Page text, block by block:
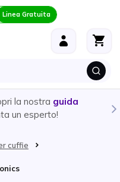
Linea Gratuita
la nostra guida
un esperto!
cuffie